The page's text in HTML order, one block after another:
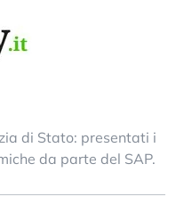
di Stato: presentati i
da parte del SAP.